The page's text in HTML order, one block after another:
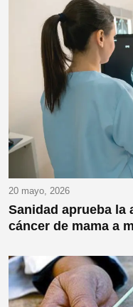
20 mayo, 2026
Sanidad aprueba la
cáncer de mama a